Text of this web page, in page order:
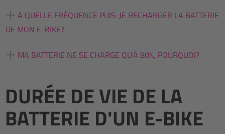
A QUELLE FRÉQUENCE PUIS-JE RECHARGER LA BATTERIE
DE MON E-BIKE?
MA BATTERIE NE SE CHARGE QU'À 80%, POURQUOI?
DURÉE DE VIE DE LA
BATTERIE D'UN E-BIKE